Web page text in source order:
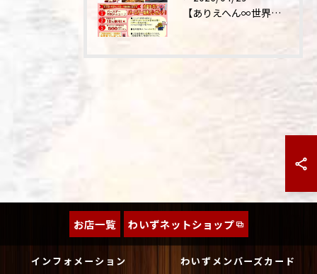
【ありえへん∞世界】バースデーステーキについて
お店一覧 わいずネットショップ
インフォメーション わいずメンバーズカード